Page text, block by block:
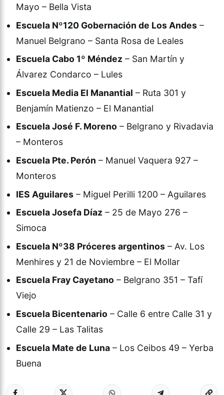
Mayo – Bella Vista
Escuela Nº120 Gobernación de Los Andes –
Manuel Belgrano – Santa Rosa de Leales
Escuela Cabo 1º Méndez – San Martín y
Álvarez Condarco – Lules
Escuela Media El Manantial – Ruta 301 y
Benjamín Matienzo – El Manantial
Escuela José F. Moreno – Belgrano y Rivadavia
– Monteros
Escuela Pte. Perón – Manuel Vaquera 927 –
Monteros
IES Aguilares – Miguel Perilli 1200 – Aguilares
Escuela Josefa Díaz – 25 de Mayo 276 –
Simoca
Escuela Nº38 Próceres argentinos – Av. Los
Menhires y 21 de Noviembre – El Mollar
Escuela Fray Cayetano – Belgrano 351 – Tafí
Viejo
Escuela Bicentenario – Calle 6 entre Calle 31 y
Calle 29 – Las Talitas
Escuela Mate de Luna – Los Ceibos 49 – Yerba
Buena